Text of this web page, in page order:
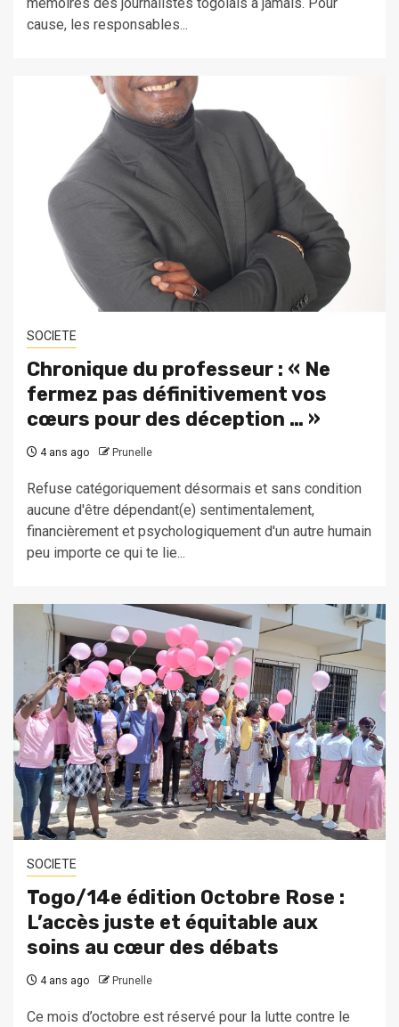
cause, les responsables...
SOCIETE
Chronique du professeur : « Ne
fermez pas définitivement vos
cœurs pour des déception … »
4 ans ago Prunelle
Refuse catégoriquement désormais et sans condition
aucune d'être dépendant(e) sentimentalement,
financièrement et psychologiquement d'un autre humain
peu importe ce qui te lie...
SOCIETE
Togo/14e édition Octobre Rose :
L’accès juste et équitable aux
soins au cœur des débats
4 ans ago Prunelle
Ce mois d’octobre est réservé pour la lutte contre le